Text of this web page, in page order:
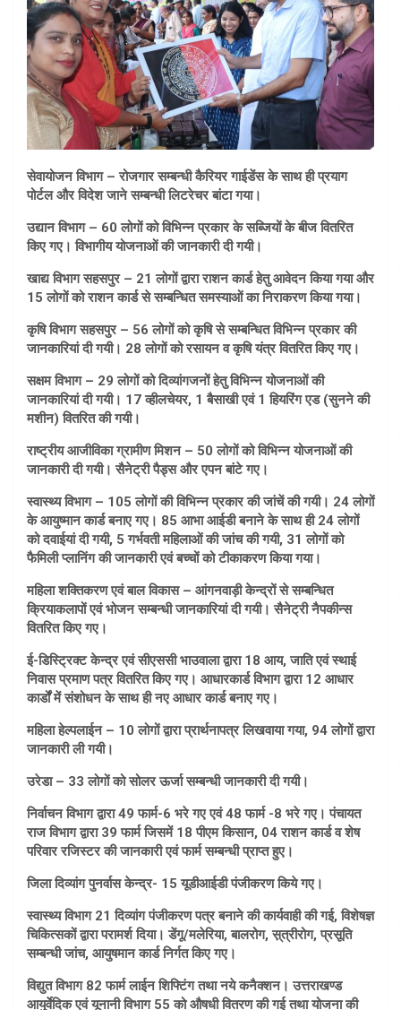
सेवायोजन विभाग – रोजगार सम्बन्धी कैरियर गाईडेंस के साथ ही प्रयाग
पोर्टल और विदेश जाने सम्बन्धी लिटरेचर बांटा गया।
उद्यान विभाग – 60 लोगों को विभिन्न प्रकार के सब्जियों के बीज वितरित
किए गए। विभागीय योजनाओं की जानकारी दी गयी।
खाद्य विभाग सहसपुर – 21 लोगों द्वारा राशन कार्ड हेतु आवेदन किया गया और
15 लोगों को राशन कार्ड से सम्बन्धित समस्याओं का निराकरण किया गया।
कृषि विभाग सहसपुर – 56 लोगों को कृषि से सम्बन्धित विभिन्न प्रकार की
जानकारियां दी गयी। 28 लोगों को रसायन व कृषि यंत्र वितरित किए गए।
सक्षम विभाग – 29 लोगों को दिव्यांगजनों हेतु विभिन्न योजनाओं की
जानकारियां दी गयी। 17 व्हीलचेयर, 1 बैसाखी एवं 1 हियरिंग एड (सुनने की
मशीन) वितरित की गयी।
राष्ट्रीय आजीविका ग्रामीण मिशन – 50 लोगों को विभिन्न योजनाओं की
जानकारी दी गयी। सैनेट्री पैड्स और एपन बांटे गए।
स्वास्थ्य विभाग – 105 लोगों की विभिन्न प्रकार की जांचें की गयी। 24 लोगों
के आयुष्मान कार्ड बनाए गए। 85 आभा आईडी बनाने के साथ ही 24 लोगों
को दवाईयां दी गयी, 5 गर्भवती महिलाओं की जांच की गयी, 31 लोगों को
फैमिली प्लानिंग की जानकारी एवं बच्चों को टीकाकरण किया गया।
महिला शक्तिकरण एवं बाल विकास – आंगनवाड़ी केन्द्रों से सम्बन्धित
क्रियाकलापों एवं भोजन सम्बन्धी जानकारियां दी गयी। सैनेट्री नैपकीन्स
वितरित किए गए।
ई-डिस्ट्रिक्ट केन्द्र एवं सीएससी भाउवाला द्वारा 18 आय, जाति एवं स्थाई
निवास प्रमाण पत्र वितरित किए गए। आधारकार्ड विभाग द्वारा 12 आधार
कार्डों में संशोधन के साथ ही नए आधार कार्ड बनाए गए।
महिला हेल्पलाईन – 10 लोगों द्वारा प्रार्थनापत्र लिखवाया गया, 94 लोगों द्वारा
जानकारी ली गयी।
उरेडा – 33 लोगों को सोलर ऊर्जा सम्बन्धी जानकारी दी गयी।
निर्वाचन विभाग द्वारा 49 फार्म-6 भरे गए एवं 48 फार्म -8 भरे गए। पंचायत
राज विभाग द्वारा 39 फार्म जिसमें 18 पीएम किसान, 04 राशन कार्ड व शेष
परिवार रजिस्टर की जानकारी एवं फार्म सम्बन्धी प्राप्त हुए।
जिला दिव्यांग पुनर्वास केन्द्र- 15 यूडीआईडी पंजीकरण किये गए।
स्वास्थ्य विभाग 21 दिव्यांग पंजीकरण पत्र बनाने की कार्यवाही की गई, विशेषज्ञ
चिकित्सकों द्वारा परामर्श दिया। डेंगू/मलेरिया, बालरोग, स़्त्रीरोग, प्रसूति
सम्बन्धी जांच, आयुषमान कार्ड निर्गत किए गए।
विद्युत विभाग 82 फार्म लाईन शिफ्टिंग तथा नये कनैक्शन। उत्तराखण्ड
आयुर्वेदिक एवं यूनानी विभाग 55 को औषधी वितरण की गई तथा योजना की